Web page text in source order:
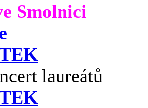
Smolnici
laureátů